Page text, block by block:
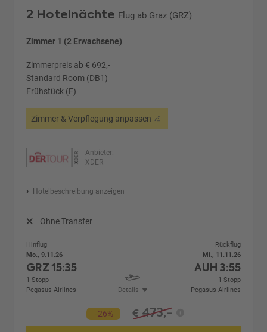
2 Hotelnächte Flug ab Graz (GRZ)
Zimmer 1 (2 Erwachsene)
Zimmerpreis ab € 692,-
Standard Room (DB1)
Frühstück (F)
Zimmer & Verpflegung anpassen
Anbieter:
XDER
Hotelbeschreibung anzeigen
Ohne Transfer
Hinflug
Mo., 9.11.26
GRZ15:35
1 Stopp
Pegasus Airlines
Details
Rückflug
Mi., 11.11.26
AUH 3:55
1 Stopp
Pegasus Airlines
-26% € 473,-